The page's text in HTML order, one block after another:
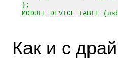
};
MODULE_DEVICE_TABLE
Как и с